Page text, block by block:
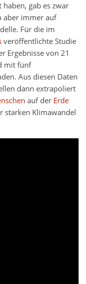
gab es zwar
aber immer auf
Für die im
veröffentlichte Studie
Ergebnisse von 21
mit fünf
Aus diesen Daten
dann extrapoliert
auf der Erde
starken Klimawandel